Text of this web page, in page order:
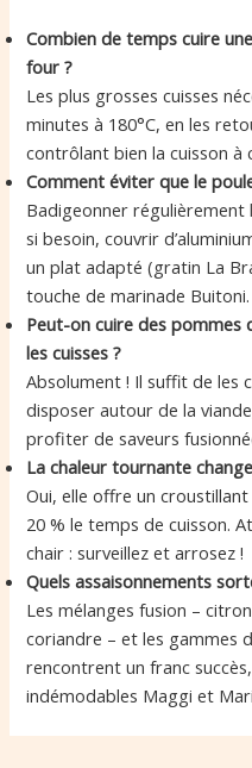
Combien de temps cuire
four ?
Les plus grosses cuisses
minutes à 180°C, en les
contrôlant bien la cuisson à
Comment éviter que le
Badigeonner régulièrement
si besoin, couvrir
un plat adapté (gratin La
touche de marinade Buitoni.
Peut-on cuire des
les cuisses ?
Absolument ! Il suffit de les
disposer autour de la
profiter de saveurs
La chaleur tournante
Oui, elle offre un
20 % le temps de cuisson.
chair : surveillez et arrosez !
Quels assaisonnements
Les mélanges fusion –
coriandre – et les gammes
rencontrent un franc
indémodables Maggi et